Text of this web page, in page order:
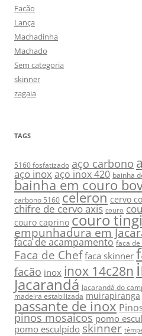
Facão
Lança
Machadinha
Machado
Sem categoria
skinner
zagaia
TAGS
5160 fosfatizado aço carbono
aço inoxaço inox 420 bainha
bainha em couro
carbono 5160 celeron cervo
chifre de cervo axis couro
couro caprino couro
empunhadura em
faca de acampamento faca
Faca de Chef faca skinner
facão inox inox 14c28n
Jacarandá Jacarandá do
madeira estabilizada muirapiranga
passante de inox
pinos mosaicos pomo
pomo esculpído skinner